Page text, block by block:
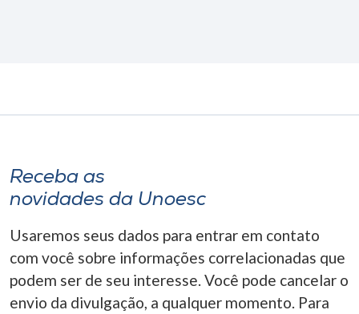
Receba as
novidades da Unoesc
Usaremos seus dados para entrar em contato
com você sobre informações correlacionadas que
podem ser de seu interesse. Você pode cancelar o
envio da divulgação, a qualquer momento. Para